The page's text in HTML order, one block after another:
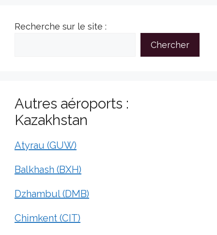
Recherche sur le site :
Chercher
Autres aéroports :
Kazakhstan
Atyrau (GUW)
Balkhash (BXH)
Dzhambul (DMB)
Chimkent (CIT)